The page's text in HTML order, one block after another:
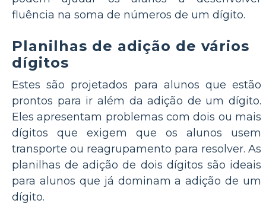
fluência na soma de números de um dígito.
Planilhas de adição de vários
dígitos
Estes são projetados para alunos que estão
prontos para ir além da adição de um dígito.
Eles apresentam problemas com dois ou mais
dígitos que exigem que os alunos usem
transporte ou reagrupamento para resolver. As
planilhas de adição de dois dígitos são ideais
para alunos que já dominam a adição de um
dígito.